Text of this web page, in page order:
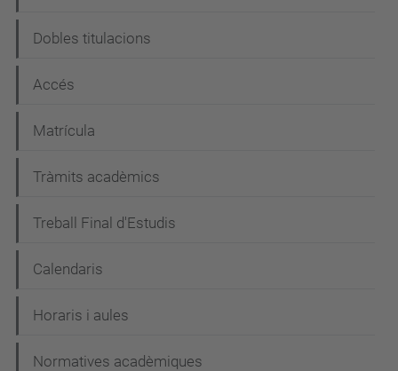
g
a
i
ó
Dobles titulacions
Accés
Matrícula
Tràmits acadèmics
Treball Final d'Estudis
Calendaris
Horaris i aules
Normatives acadèmiques